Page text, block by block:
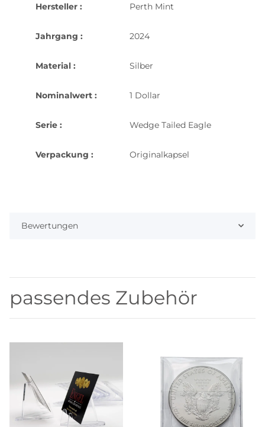
Hersteller : Perth Mint
Jahrgang : 2024
Material : Silber
Nominalwert : 1 Dollar
Serie : Wedge Tailed Eagle
Verpackung : Originalkapsel
Bewertungen
passendes Zubehör